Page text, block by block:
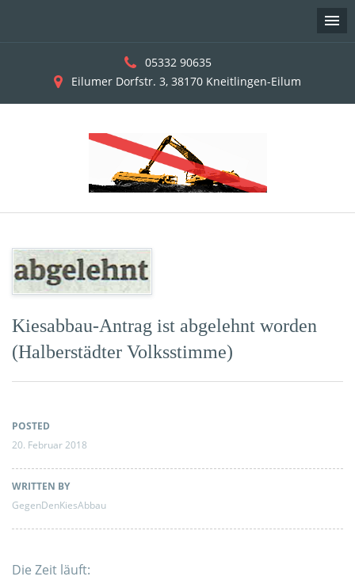
05332 90635
Eilumer Dorfstr. 3, 38170 Kneitlingen-Eilum
content
Kiesabbau-Antrag ist abgelehnt worden
(Halberstädter Volksstimme)
POSTED
20. Februar 2018
WRITTEN BY
GegenDenKiesAbbau
Die Zeit läuft: